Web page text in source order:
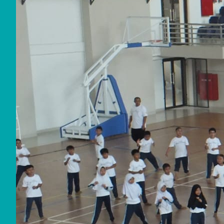
July
2026
May
2026
July
2025
2025
May
Febru
ary
2025
July
2024
June
2024